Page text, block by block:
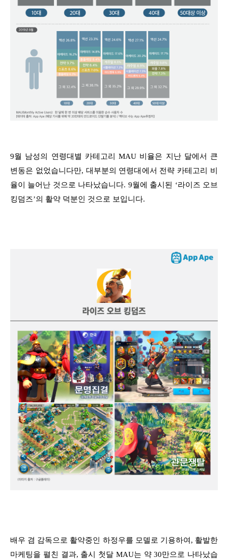
9월 남성의 연령대별 카테고리 MAU 비율은 지난 달에서 큰
변동은 없었습니다만, 대부분의 연령대에서 전략 카테고리 비
율이 늘어난 것으로 나타났습니다. 9월에 출시된 ‘라이즈 오브
킹덤즈’의 활약 덕분인 것으로 보입니다.
배우 겸 감독으로 활약중인 하정우를 모델로 기용하여, 활발한
마케팅을 펼친 결과, 출시 첫달 MAU는 약 30만으로 나타났습